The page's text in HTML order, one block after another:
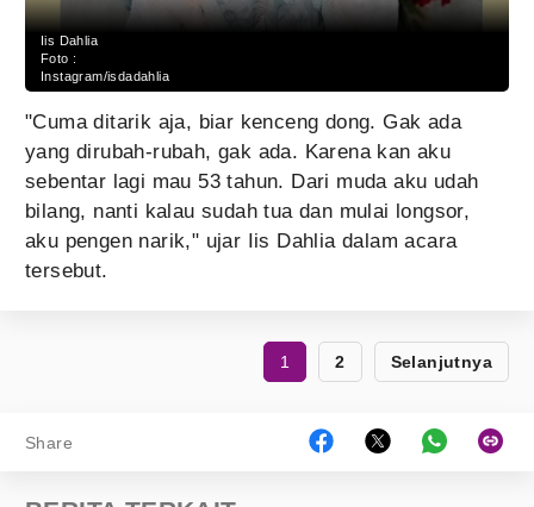
Iis Dahlia
Foto :
Instagram/isdadahlia
"Cuma ditarik aja, biar kenceng dong. Gak ada
yang dirubah-rubah, gak ada. Karena kan aku
sebentar lagi mau 53 tahun. Dari muda aku udah
bilang, nanti kalau sudah tua dan mulai longsor,
aku pengen narik," ujar Iis Dahlia dalam acara
tersebut.
1 2 Selanjutnya
Share